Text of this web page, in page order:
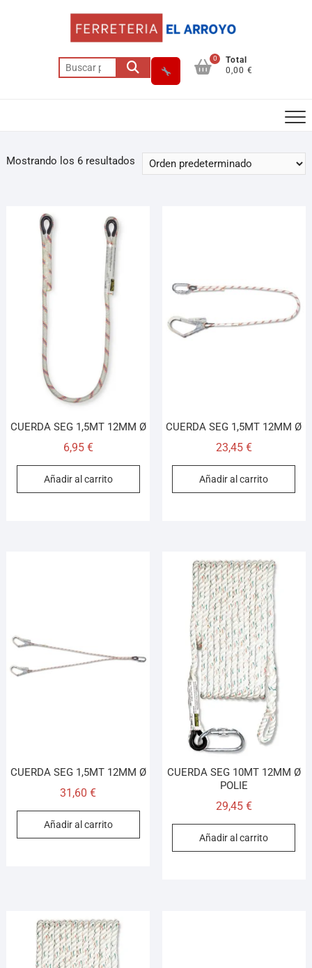
0
Total
0,00 €
Mostrando los 6 resultados
CUERDA SEG 1,5MT 12MM Ø
6,95 €
Añadir al carrito
CUERDA SEG 1,5MT 12MM Ø
23,45 €
Añadir al carrito
CUERDA SEG 1,5MT 12MM Ø
31,60€
Añadir al carrito
CUERDA SEG 10MT 12MM Ø
POLIE
29,45 €
Añadir al carrito
Llamar (cerrado)
¡Hola! Soy el asesor virtual de Ferretería El Arroyo.
Cuéntame qué necesitas y te ayudo a encontrarlo,
aunque no sepas el nombre exacto